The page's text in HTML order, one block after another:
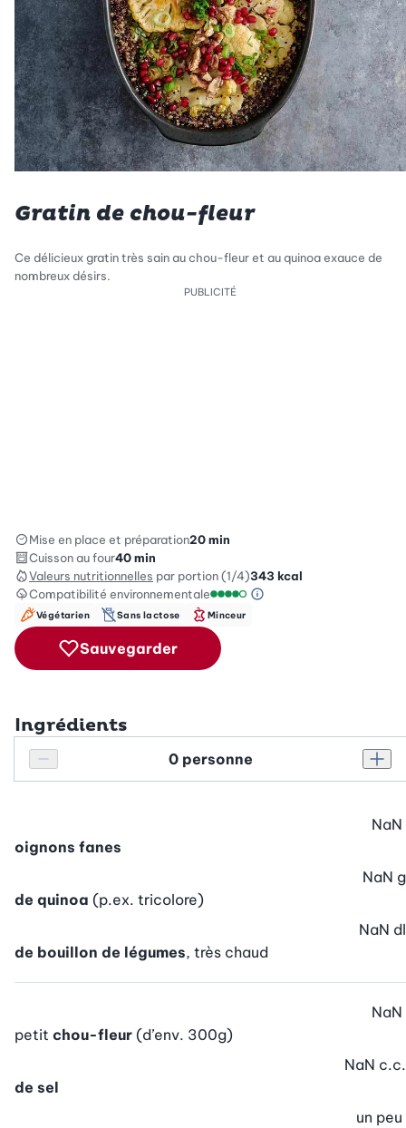
Gratin de chou-fleur
Ce délicieux gratin très sain au chou-fleur et au quinoa exauce de
nombreux désirs.
PUBLICITÉ
Mise en place et préparation20 min
Cuisson au four40 min
Valeurs nutritionnelles par portion (1/4)343 kcal
Compatibilité environnementale
Information sur
Végétarien Sans lactose Minceur
Sauvegarder
Ingrédients
Réduire le nombre de personnes
Personnes
oignons fanes
NaN
de quinoa (p.ex. tricolore)
NaN g
de bouillon de légumes, très chaud
NaN dl
petit chou-fleur (d’env. 300g)
NaN
de sel
NaN c.c.
un peu